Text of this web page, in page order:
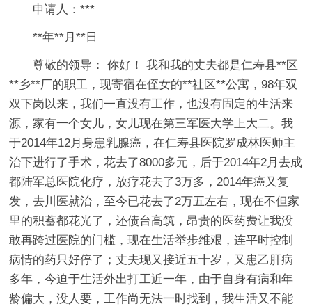
申请人：***
**年**月**日
尊敬的领导： 你好！ 我和我的丈夫都是仁寿县**区
**乡**厂的职工，现寄宿在侄女的**社区**公寓，98年双
双下岗以来，我们一直没有工作，也没有固定的生活来
源，家有一个女儿，女儿现在第三军医大学上大二。我
于2014年12月身患乳腺癌，在仁寿县医院罗成林医师主
治下进行了手术，花去了8000多元，后于2014年2月去成
都陆军总医院化疗，放疗花去了3万多，2014年癌又复
发，去川医就治，至今已花去了2万五左右，现在不但家
里的积蓄都花光了，还债台高筑，昂贵的医药费让我没
敢再跨过医院的门槛，现在生活举步维艰，连平时控制
病情的药只好停了；丈夫现又接近五十岁，又患乙肝病
多年，今迫于生活外出打工近一年，由于自身有病和年
龄偏大，没人要，工作尚无法一时找到，我生活又不能